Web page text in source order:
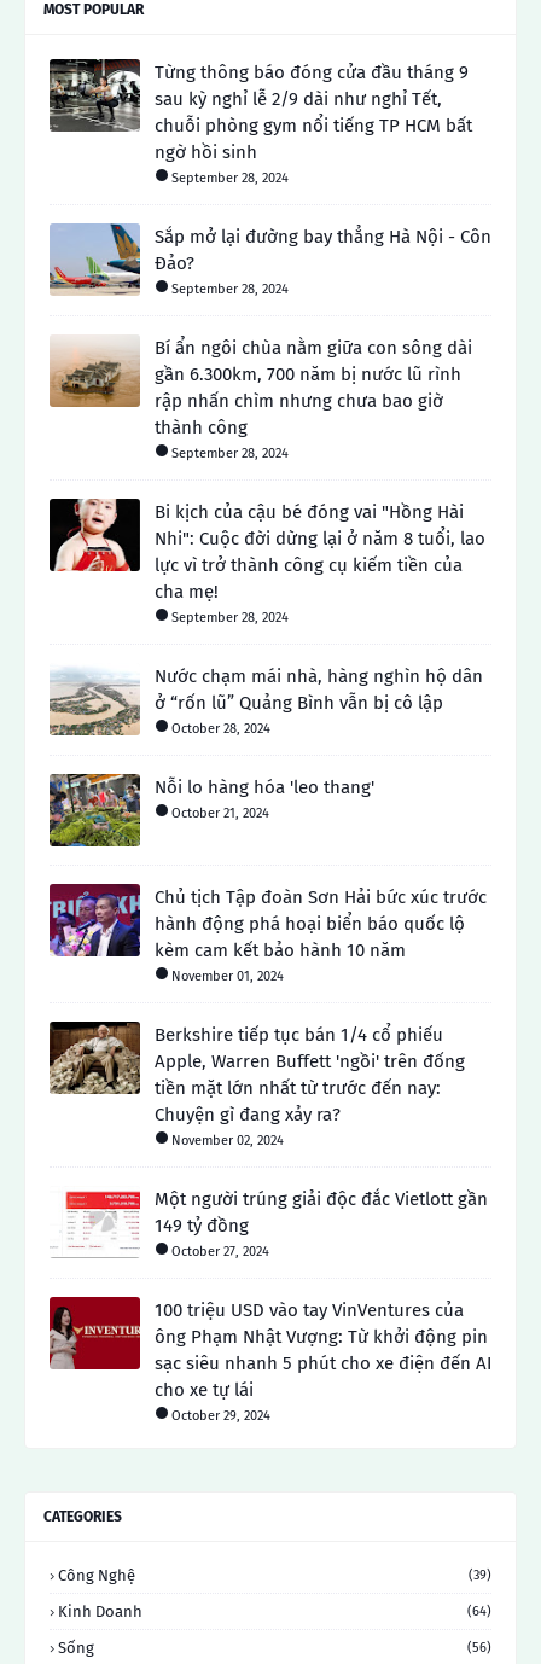
MOST POPULAR
Từng thông báo đóng cửa đầu tháng 9
sau kỳ nghỉ lễ 2/9 dài như nghỉ Tết,
chuỗi phòng gym nổi tiếng TP HCM bất
ngờ hồi sinh
September 28, 2024
Sắp mở lại đường bay thẳng Hà Nội - Côn
Đảo?
September 28, 2024
Bí ẩn ngôi chùa nằm giữa con sông dài
gần 6.300km, 700 năm bị nước lũ rình
rập nhấn chìm nhưng chưa bao giờ
thành công
September 28, 2024
Bi kịch của cậu bé đóng vai "Hồng Hài
Nhi": Cuộc đời dừng lại ở năm 8 tuổi, lao
lực vì trở thành công cụ kiếm tiền của
cha mẹ!
September 28, 2024
Nước chạm mái nhà, hàng nghìn hộ dân
ở “rốn lũ” Quảng Bình vẫn bị cô lập
October 28, 2024
Nỗi lo hàng hóa 'leo thang'
October 21, 2024
Chủ tịch Tập đoàn Sơn Hải bức xúc trước
hành động phá hoại biển báo quốc lộ
kèm cam kết bảo hành 10 năm
November 01, 2024
Berkshire tiếp tục bán 1/4 cổ phiếu
Apple, Warren Buffett 'ngồi' trên đống
tiền mặt lớn nhất từ ​​trước đến nay:
Chuyện gì đang xảy ra?
November 02, 2024
Một người trúng giải độc đắc Vietlott gần
149 tỷ đồng
October 27, 2024
100 triệu USD vào tay VinVentures của
ông Phạm Nhật Vượng: Từ khởi động pin
sạc siêu nhanh 5 phút cho xe điện đến AI
cho xe tự lái
October 29, 2024
CATEGORIES
Công Nghệ (39)
Kinh Doanh (64)
Sống (56)